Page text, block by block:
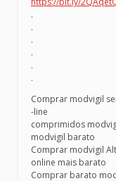
.
.
.
.
.
.
Comprar modvigil
-line
comprimidos
modvigil barato
Comprar modvigil
online mais barato
Comprar barato